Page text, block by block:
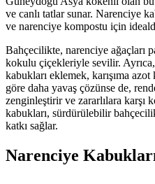
ve canlı tatlar sunar. Narenciye
ve narenciye kompostu için
Bahçecilikte, narenciye ağaçları
kokulu çiçekleriyle sevilir. Ayrıca,
kabukları eklemek, karışıma
göre daha yavaş çözünse de,
zenginleştirir ve zararlılara karşı
kabukları, sürdürülebilir
katkı sağlar.
Narenciye